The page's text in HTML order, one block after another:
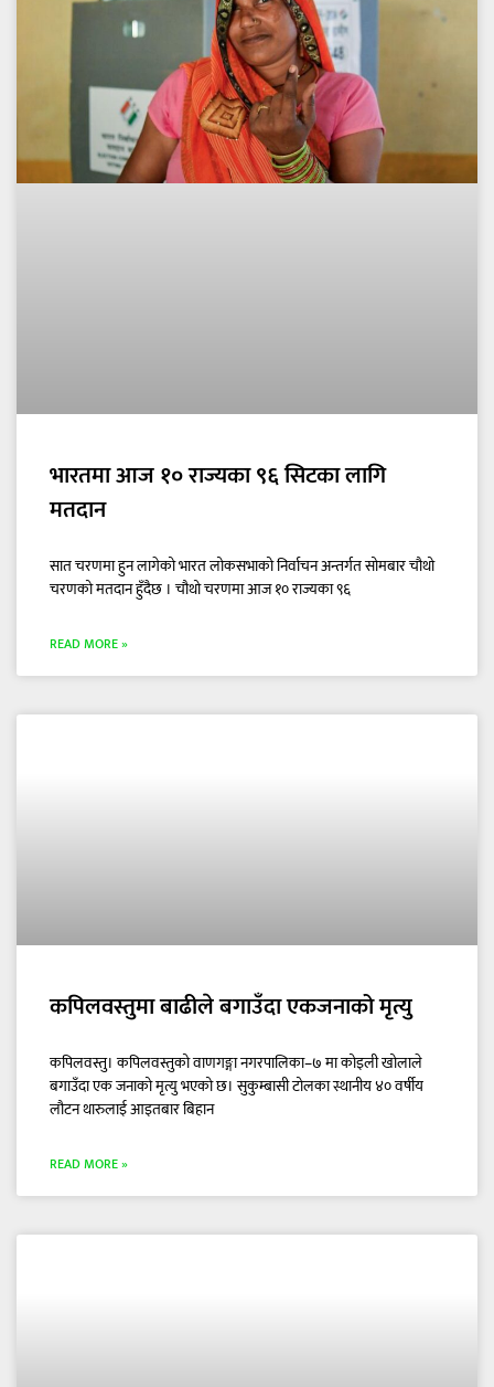
भारतमा आज १० राज्यका ९६ सिटका लागि
मतदान
सात चरणमा हुन लागेको भारत लोकसभाको निर्वाचन अन्तर्गत सोमबार चौथो
चरणको मतदान हुँदैछ । चौथो चरणमा आज १० राज्यका ९६
READ MORE »
कपिलवस्तुमा बाढीले बगाउँदा एकजनाको मृत्यु
कपिलवस्तु। कपिलवस्तुको वाणगङ्गा नगरपालिका–७ मा कोइली खोलाले
बगाउँदा एक जनाको मृत्यु भएको छ। सुकुम्बासी टोलका स्थानीय ४० वर्षीय
लौटन थारुलाई आइतबार बिहान
READ MORE »